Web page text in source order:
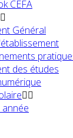
CEFA
Général
des études
année